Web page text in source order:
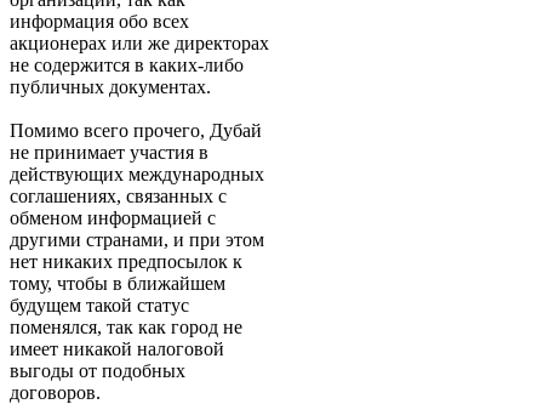
информация обо всех
акционерах или же директорах
не содержится в каких-либо
публичных документах.
Помимо всего прочего, Дубай
не принимает участия в
действующих международных
соглашениях, связанных с
обменом информацией с
другими странами, и при этом
нет никаких предпосылок к
тому, чтобы в ближайшем
будущем такой статус
поменялся, так как город не
имеет никакой налоговой
выгоды от подобных
договоров.